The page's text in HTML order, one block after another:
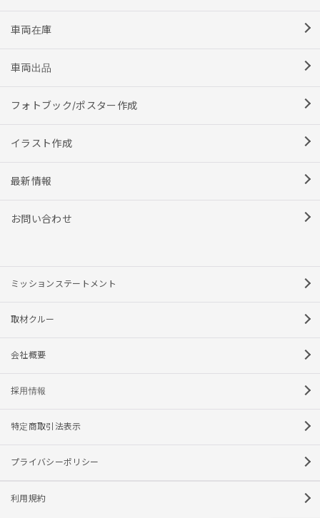
車両在庫
車両出品
フォトブック/ポスター作成
イラスト作成
最新情報
お問い合わせ
ミッションステートメント
取材クルー
会社概要
採用情報
特定商取引法表示
プライバシーポリシー
利用規約